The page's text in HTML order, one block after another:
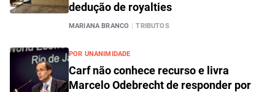
dedução de royalties
MARIANA BRANCO | TRIBUTOS
POR UNANIMIDADE
Carf não conhece recurso e livra
Marcelo Odebrecht de responder por